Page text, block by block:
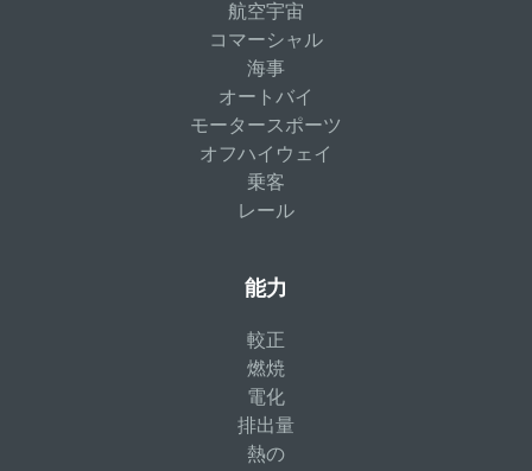
航空宇宙
コマーシャル
海事
オートバイ
モータースポーツ
オフハイウェイ
乗客
レール
能力
較正
燃焼
電化
排出量
熱の